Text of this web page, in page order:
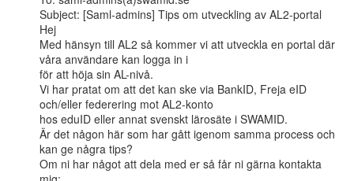
Subject: [Saml-admins] Tips om utveckling av AL2-portal
Hej
Med hänsyn till AL2 så kommer vi att utveckla en portal där
våra användare kan logga in i
för att höja sin AL-nivå.
Vi har pratat om att det kan ske via BankID, Freja eID
och/eller federering mot AL2-konto
hos eduID eller annat svenskt lärosäte i SWAMID.
Är det någon här som har gått igenom samma process och
kan ge några tips?
Om ni har något att dela med er så får ni gärna kontakta